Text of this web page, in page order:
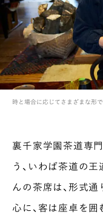
時と場合に応じてさまざまな形
裏千家学園茶道専
う、いわば茶道の
んの茶席は、形式
心に、客は座卓を